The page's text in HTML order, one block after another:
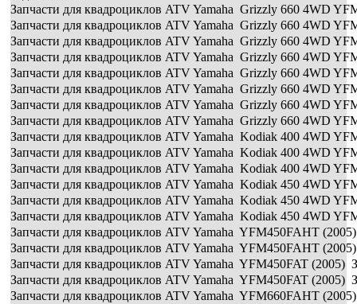
Запчасти для квадроциклов ATV Yamaha Grizzly 660 4WD
Запчасти для квадроциклов ATV Yamaha Grizzly 660 4WD
Запчасти для квадроциклов ATV Yamaha Grizzly 660 4WD
Запчасти для квадроциклов ATV Yamaha Grizzly 660 4WD
Запчасти для квадроциклов ATV Yamaha Grizzly 660 4WD
Запчасти для квадроциклов ATV Yamaha Grizzly 660 4WD
Запчасти для квадроциклов ATV Yamaha Grizzly 660 4WD
Запчасти для квадроциклов ATV Yamaha Grizzly 660 4WD
Запчасти для квадроциклов ATV Yamaha Kodiak 400 4WD
Запчасти для квадроциклов ATV Yamaha Kodiak 400 4WD
Запчасти для квадроциклов ATV Yamaha Kodiak 400 4WD
Запчасти для квадроциклов ATV Yamaha Kodiak 450 4WD
Запчасти для квадроциклов ATV Yamaha Kodiak 450 4WD
Запчасти для квадроциклов ATV Yamaha Kodiak 450 4WD
Запчасти для квадроциклов ATV Yamaha YFM450FAHT
Запчасти для квадроциклов ATV Yamaha YFM450FAHT
Запчасти для квадроциклов ATV Yamaha YFM450FAT (2005)
Запчасти для квадроциклов ATV Yamaha YFM450FAT (2005)
Запчасти для квадроциклов ATV Yamaha YFM660FAHT